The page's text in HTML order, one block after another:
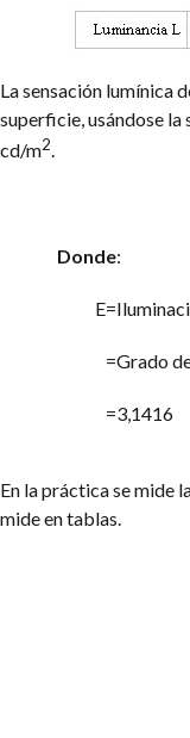
La sensación lumínica
superficie, usándose la
cd/m2.
Donde:
E=
=Grado
=3,1416
En la práctica se mide
mide en tablas.